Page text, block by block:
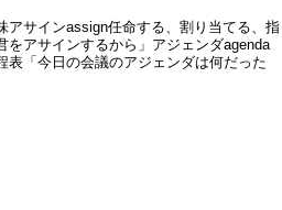
アサインassign任命する、割り当てる、指
をアサインするから」アジェンダagenda
表「今日の会議のアジェンダは何だった